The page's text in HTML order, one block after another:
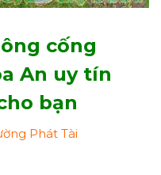
cống
An uy tín
bạn
Phát Tài